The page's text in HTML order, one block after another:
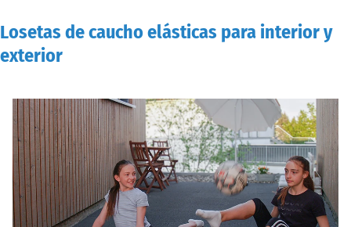
Losetas de caucho elásticas para interior y
exterior